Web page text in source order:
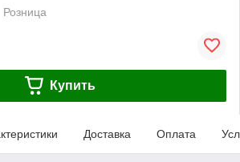
Розница
Купить
Доставка Оплата